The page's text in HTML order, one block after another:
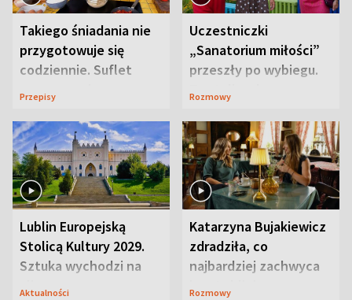
Takiego śniadania nie
przygotowuje się
codziennie. Suflet
serowy zachwyca
Przepisy
Uczestniczki
„Sanatorium miłości”
przeszły po wybiegu.
Te stylizacje
Rozmowy
Lublin Europejską
Stolicą Kultury 2029.
Sztuka wychodzi na
ulice
Aktualności
Katarzyna Bujakiewicz
zdradziła, co
najbardziej zachwyca
ją w Lublinie
Rozmowy